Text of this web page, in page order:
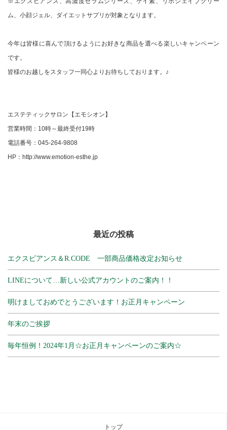
ム、小顔ジェル、ダイエットサプリが対象となります。
今年は皆様に喜んで頂けるようにお好きな商品を選べる楽しいキャンペーン
です。
皆様のお越しをスタッフ一同心よりお待ちしております。♪
エステティックサロン【エモシオン】
営業時間：10時～最終受付19時
電話番号：045-264-9808
HP：http://www.emotion-esthe.jp
最近の投稿
エクスビアンス＆R.CODE 一部商品価格改定お知らせ
LINEについて…新しい公式アカウントのご案内！！
明けましておめでとうございます！お正月キャンペーン
年末のご挨拶
毎年恒例！2024年1月☆お正月キャンペーンのご案内☆
トップ